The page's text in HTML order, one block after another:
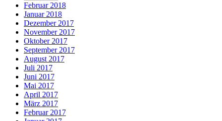
Februar 2018
Januar 2018
Dezember 2017
November 2017
Oktober 2017
September 2017
August 2017
Juli 2017
Juni 2017
Mai 2017
April 2017
März 2017
Februar 2017